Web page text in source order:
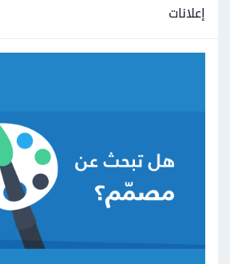
إعلانات